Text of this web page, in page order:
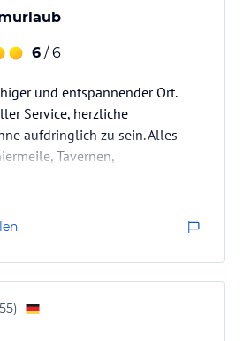
6 / 6
und entspannender Ort.
Service, herzliche
aufdringlich zu sein. Alles
Tavernen,
)